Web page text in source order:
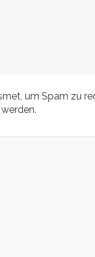
um Spam zu